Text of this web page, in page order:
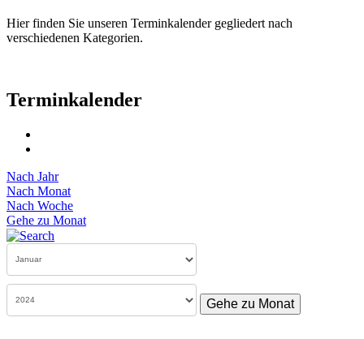
Hier finden Sie unseren Terminkalender gegliedert nach
verschiedenen Kategorien.
Terminkalender
Nach Jahr
Nach Monat
Nach Woche
Gehe zu Monat
Gehe zu Monat